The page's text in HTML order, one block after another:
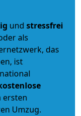
und stressfrei
als
das
ist
ersten
Umzug.